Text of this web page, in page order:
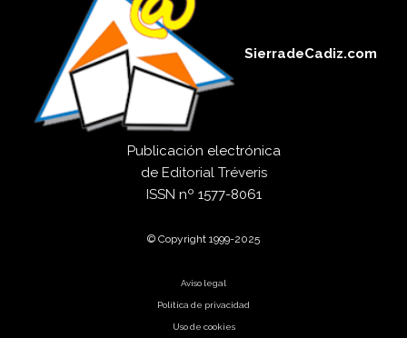
SierradeCadiz.com
Publicación electrónica
de Editorial Tréveris
ISSN nº 1577-8061
© Copyright 1999-2025
Aviso legal
Política de privacidad
Uso de cookies